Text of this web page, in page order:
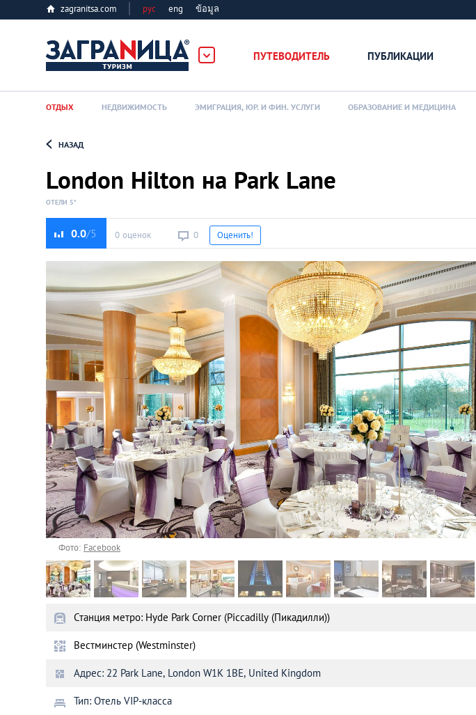
zagranitsa.com рус eng ข้อมูล
ПУТЕВОДИТЕЛЬ ПУБЛИКАЦИИ
Алматы
Астана
Афины
Киев
Лондон
Лос-Анджелес
Москва
Паттайя
Пхукет
Loading...
ОТДЫХ НЕДВИЖИМОСТЬ ЭМИГРАЦИЯ, ЮР. И ФИН. УСЛУГИ ОБРАЗОВАНИЕ И МЕДИЦИНА
НАЗАД
London Hilton на Park Lane
ОТЕЛИ 5*
0.0 0 оценок 0 Оценить!
Фото: Facebook
Станция метро: Hyde Park Corner (Piccadilly (Пикадилли))
Вестминстер (Westminster)
Адрес: 22 Park Lane, London W1K 1BE, United Kingdom
Тип: Отель VIP-класса